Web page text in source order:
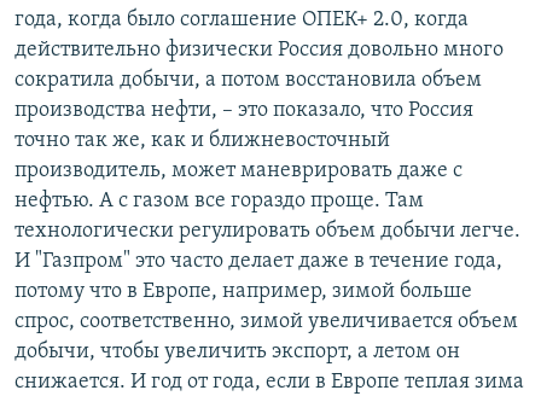
года, когда было соглашение ОПЕК+ 2.0, когда
действительно физически Россия довольно много
сократила добычи, а потом восстановила объем
производства нефти, – это показало, что Россия
точно так же, как и ближневосточный
производитель, может маневрировать даже с
нефтью. А с газом все гораздо проще. Там
технологически регулировать объем добычи легче.
И "Газпром" это часто делает даже в течение года,
потому что в Европе, например, зимой больше
спрос, соответственно, зимой увеличивается объем
добычи, чтобы увеличить экспорт, а летом он
снижается. И год от года, если в Европе теплая зима